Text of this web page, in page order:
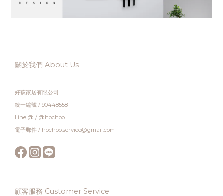
關於我們 About Us
好萩家居有限公司
統一編號 / 90448558
Line @ / @hochoo
電子郵件 / hochoo.service@gmail.com
顧客服務 Customer Service